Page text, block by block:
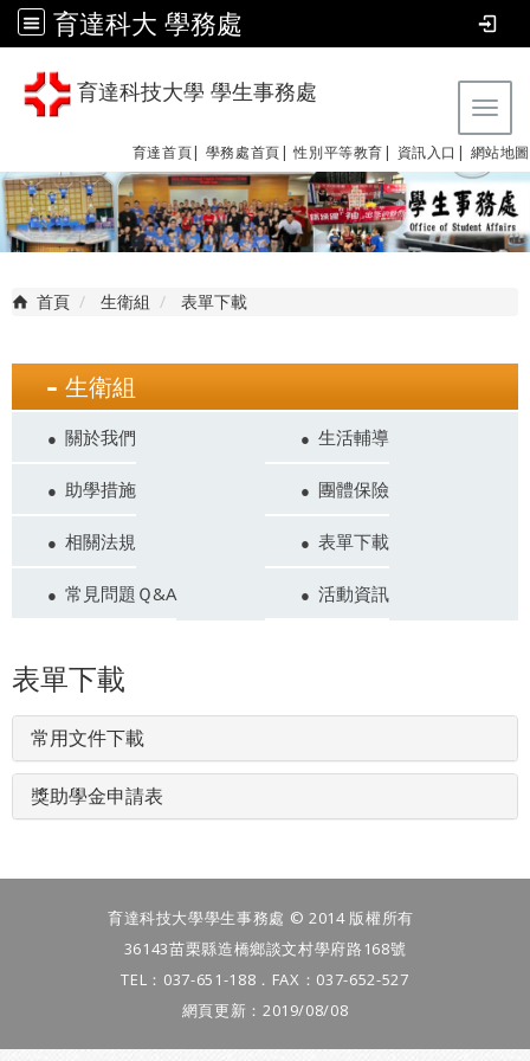
育達科大 學務處
育達科技大學 學生事務處
育達首頁| 學務處首頁| 性別平等教育 | 資訊入口| 網站地圖
首頁 生衛組 表單下載
生衛組
關於我們 生活輔導
助學措施 團體保險
相關法規 表單下載
常見問題Ｑ&A 活動資訊
表單下載
常用文件下載
獎助學金申請表
育達科技大學學生事務處 © 2014 版權所有
36143苗栗縣造橋鄉談文村學府路168號
TEL：037-651-188．FAX：037-652-527
網頁更新：2019/08/08